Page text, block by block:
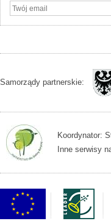
Samorządy partnerskie:
Koordynator:
Inne serwisy